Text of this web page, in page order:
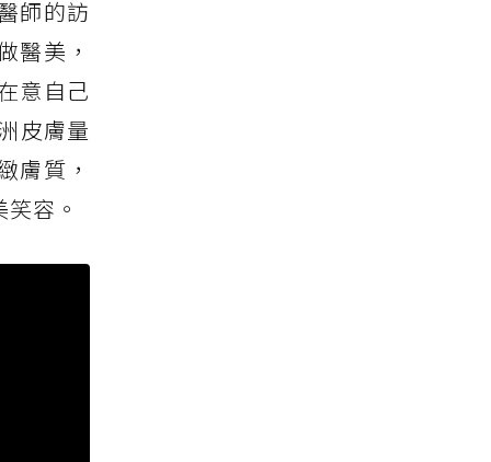
師的訪
醫美，
意自己
皮膚量
膚質，
容。